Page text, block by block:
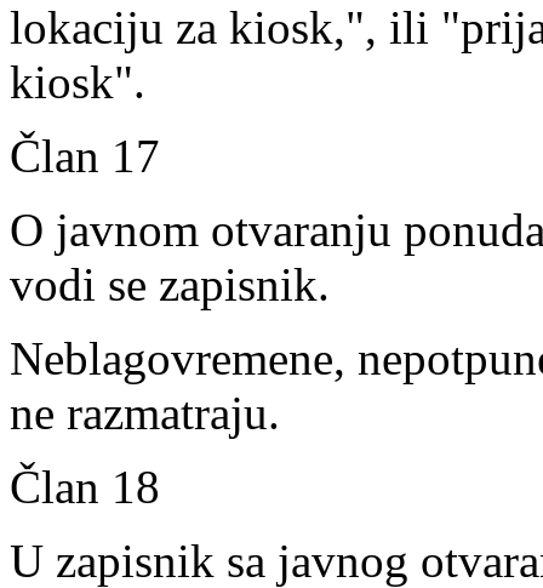
lokaciju za kiosk,", ili
kiosk".
Član 17
O javnom otvaranju
vodi se zapisnik.
Neblagovremene,
ne razmatraju.
Član 18
U zapisnik sa javnog